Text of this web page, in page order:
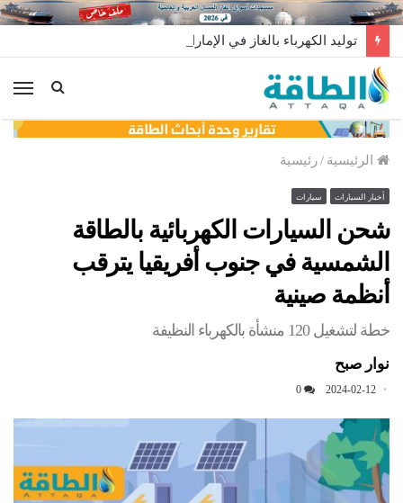
توليد الكهرباء بالغاز في الإمارات يرتفع للعام الثاني
الرئيسية /رئيسية
أخبار السيارات سيارات
شحن السيارات الكهربائية بالطاقة
الشمسية في جنوب أفريقيا يترقب
أنظمة صينية
خطة لتشغيل 120 منشأة بالكهرباء النظيفة
نوار صبح
2024-02-12
0